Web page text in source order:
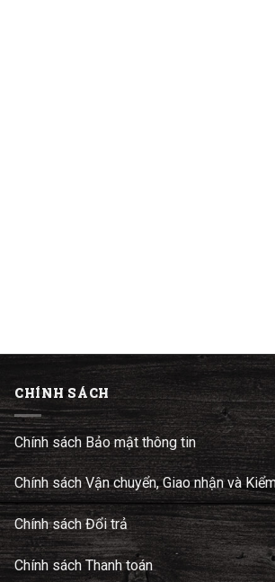
CHÍNH SÁCH
Chính sách Bảo mật thông tin
Chính sách Vận chuyển, Giao nhận và
Chính sách Đổi trả
Chính sách Thanh toán